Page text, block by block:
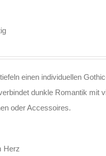
einen individuellen
dunkle Romantik mit
oder Accessoires.
Herz